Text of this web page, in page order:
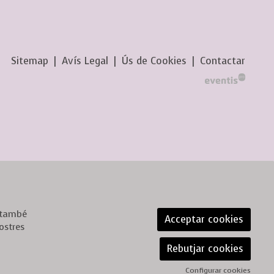
Sitemap Avís Legal Ús de Cookies Contactar
Acceptar cookies
Rebutjar cookies
Configurar cookies